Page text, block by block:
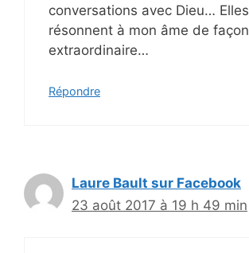
conversations avec Dieu… Elles
résonnent à mon âme de façon
extraordinaire…
Répondre
Laure Bault sur Facebook
23 août 2017 à 19 h 49 min